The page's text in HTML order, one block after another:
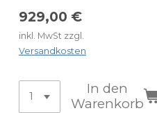
929,00 €
inkl. MwSt zzgl.
Versandkosten
In den
Warenkorb